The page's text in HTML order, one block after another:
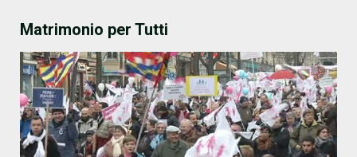
Matrimonio per Tutti